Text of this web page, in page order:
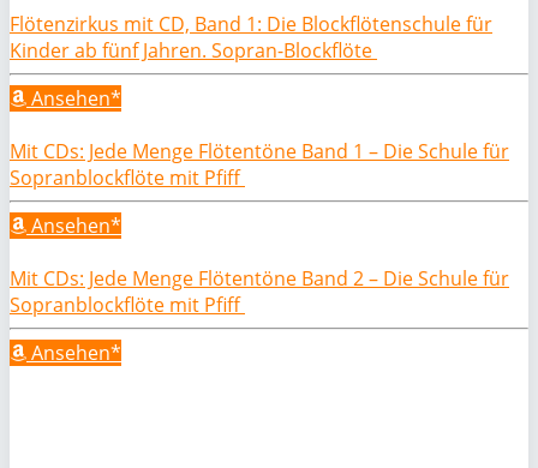
Flötenzirkus mit CD, Band 1: Die Blockflötenschule für
Kinder ab fünf Jahren. Sopran-Blockflöte
Ansehen*
Mit CDs: Jede Menge Flötentöne Band 1 – Die Schule für
Sopranblockflöte mit Pfiff
Ansehen*
Mit CDs: Jede Menge Flötentöne Band 2 – Die Schule für
Sopranblockflöte mit Pfiff
Ansehen*